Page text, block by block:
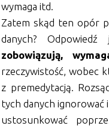
wymaga itd.
Zatem skąd ten opór
danych?
zobowiązują,
rzeczywistość, wobec
z premedytacją.
tych danych ignorować
ustosunkować